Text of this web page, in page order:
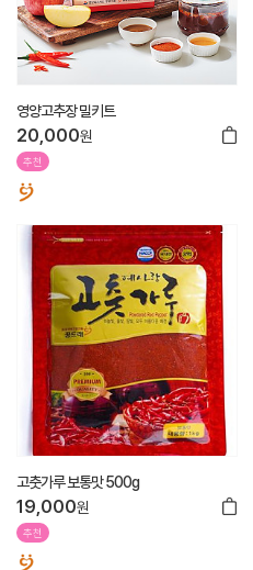
영양고추장 밀키트
20,000원
추천
고춧가루 보통맛 500g
19,000원
추천